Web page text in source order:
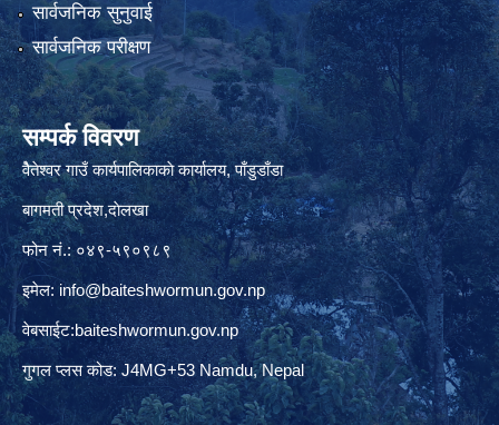
सार्वजनिक सुनुवाई
सार्वजनिक परीक्षण
सम्पर्क विवरण
वैेतेश्वर गाउँ कार्यपालिकाकाे कार्यालय, पाँडुडाँडा
बागमती‌ प्रदेश,दाेलखा
फोन नं.: ०४९-५९०९८९
इमेल: info@baiteshwormun.gov.np
वेबसाईट:baiteshwormun.gov.np
गुगल प्लस कोड: J4MG+53 Namdu, Nepal